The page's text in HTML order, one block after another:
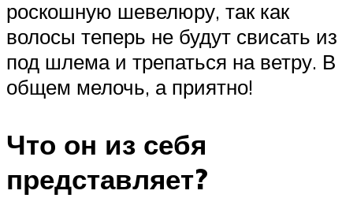
роскошную шевелюру, так как
волосы теперь не будут свисать из
под шлема и трепаться на ветру. В
общем мелочь, а приятно!
Что он из себя
представляет?